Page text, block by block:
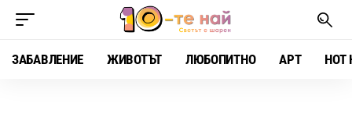
ЗАБАВЛЕНИЕ ЖИВОТЪТ ЛЮБОПИТНО АРТ HOT